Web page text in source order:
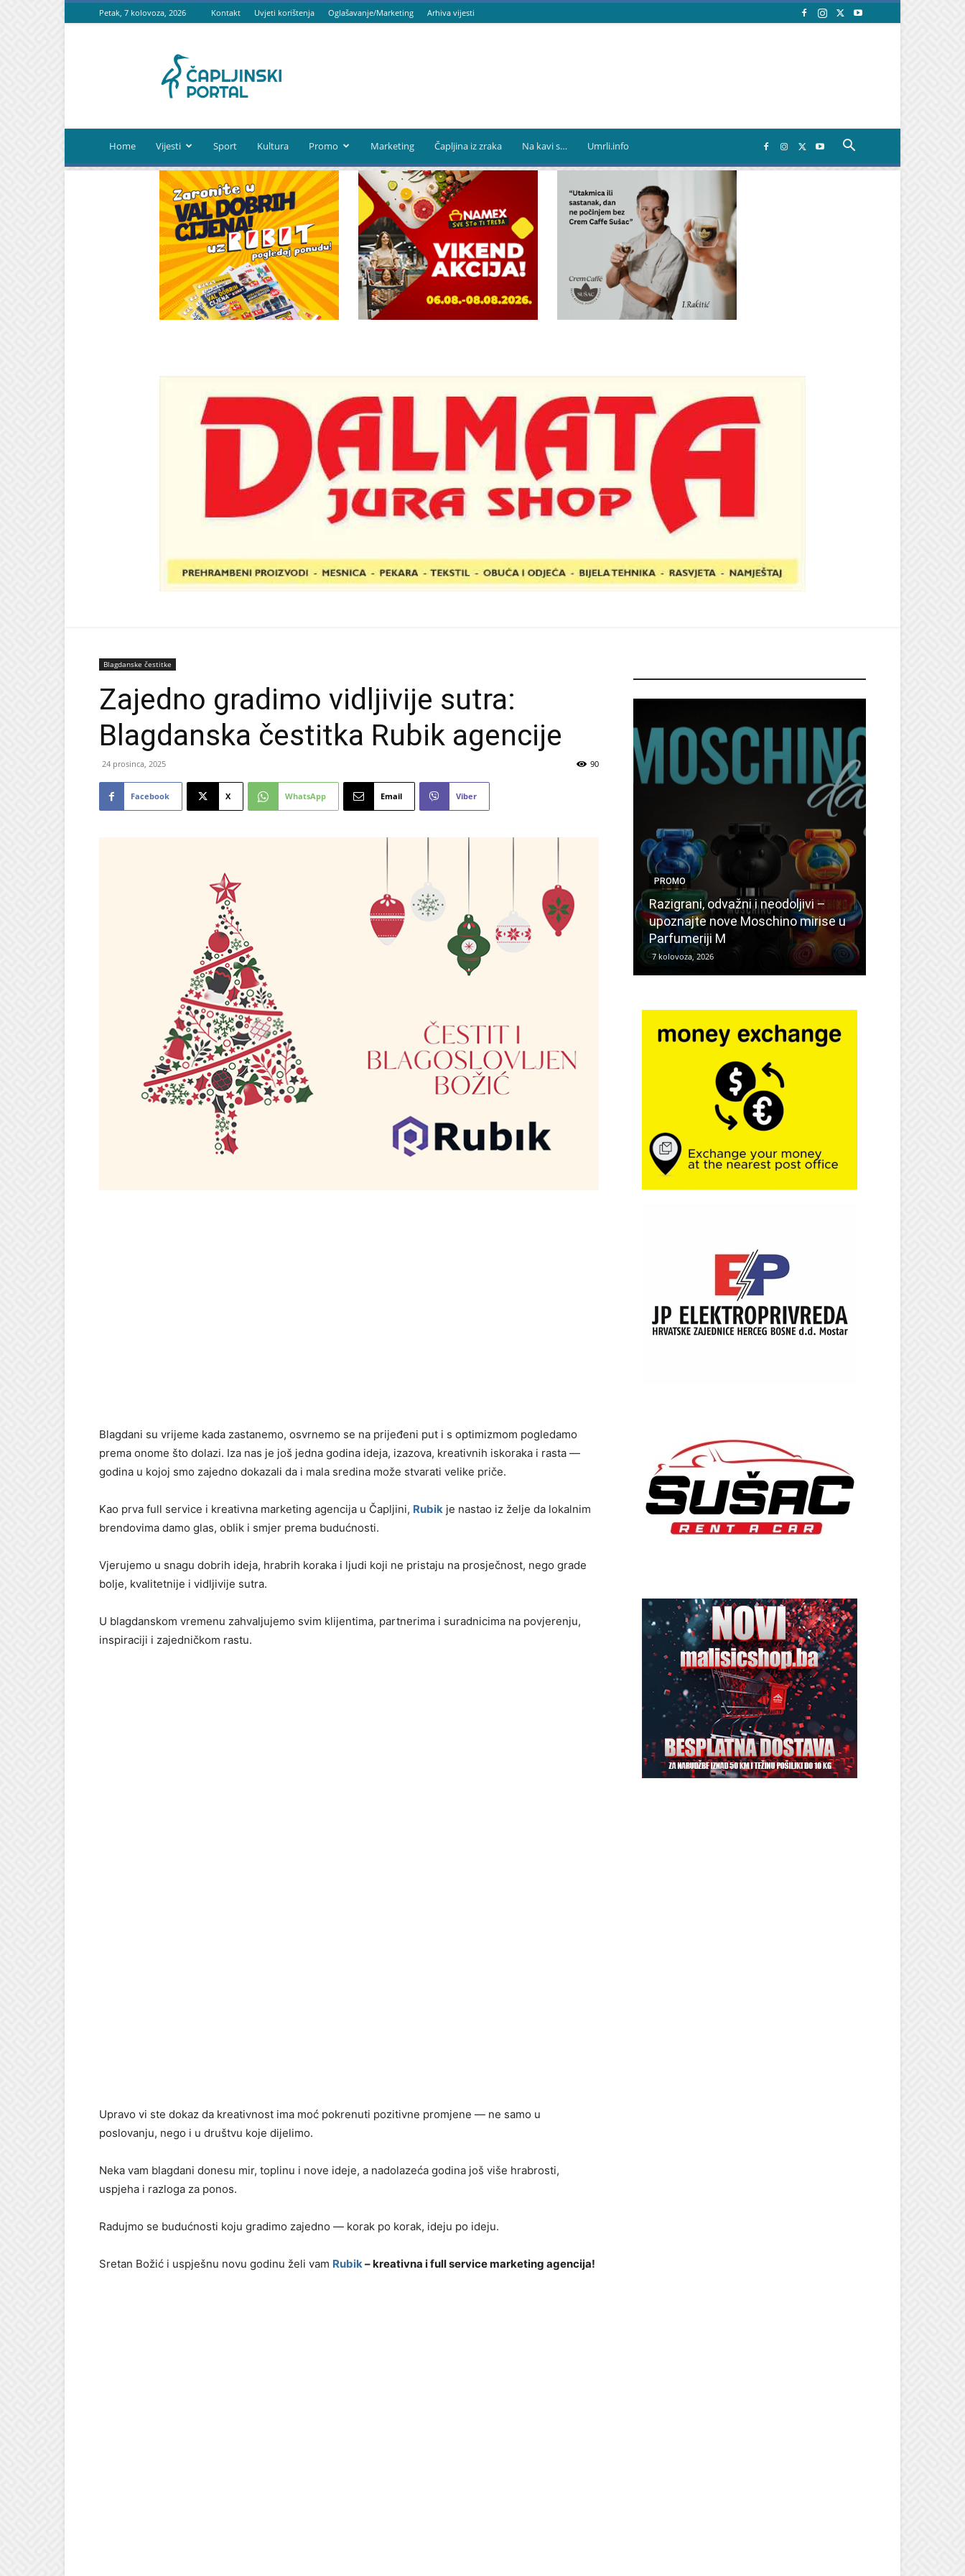
Petak, 7 kolovoza, 2026 Kontakt Uvjeti korištenja Oglašavanje/Marketing Arhiva vijesti
portal
Home Vijesti Sport Kultura Promo Marketing Čapljina iz zraka Na kavi s… Umrli.info
Blagdanske čestitke
Zajedno gradimo vidljivije sutra:
Blagdanska čestitka Rubik agencije
24 prosinca, 2025 90
Facebook X WhatsApp Email Viber
Blagdani su vrijeme kada zastanemo, osvrnemo se na prijeđeni put i s optimizmom pogledamo
prema onome što dolazi. Iza nas je još jedna godina ideja, izazova, kreativnih iskoraka i rasta —
godina u kojoj smo zajedno dokazali da i mala sredina može stvarati velike priče.
Kao prva full service i kreativna marketing agencija u Čapljini, Rubik je nastao iz želje da lokalnim
brendovima damo glas, oblik i smjer prema budućnosti.
Vjerujemo u snagu dobrih ideja, hrabrih koraka i ljudi koji ne pristaju na prosječnost, nego grade
bolje, kvalitetnije i vidljivije sutra.
U blagdanskom vremenu zahvaljujemo svim klijentima, partnerima i suradnicima na povjerenju,
inspiraciji i zajedničkom rastu.
Upravo vi ste dokaz da kreativnost ima moć pokrenuti pozitivne promjene — ne samo u
poslovanju, nego i u društvu koje dijelimo.
Neka vam blagdani donesu mir, toplinu i nove ideje, a nadolazeća godina još više hrabrosti,
uspjeha i razloga za ponos.
Radujmo se budućnosti koju gradimo zajedno — korak po korak, ideju po ideju.
Sretan Božić i uspješnu novu godinu želi vam Rubik– kreativna i full service marketing agencija!
PROMO
Razigrani, odvažni i neodoljivi –
upoznajte nove Moschino mirise u
Parfumeriji M
7 kolovoza, 2026